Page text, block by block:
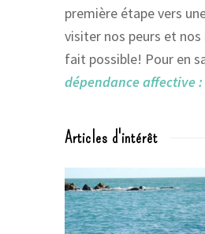
première étape vers
visiter nos peurs et
fait possible! Pour en
dépendance affective :
Articles d'intérêt